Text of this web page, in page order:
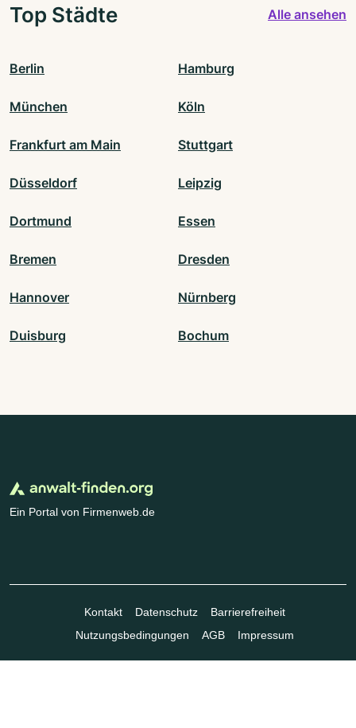
Top Städte Alle ansehen
Berlin Hamburg
München Köln
Frankfurt am Main Stuttgart
Düsseldorf Leipzig
Dortmund Essen
Bremen Dresden
Hannover Nürnberg
Duisburg Bochum
Ein Portal von Firmenweb.de
Kontakt Datenschutz
Barrierefreiheit
Nutzungsbedingungen
AGB Impressum